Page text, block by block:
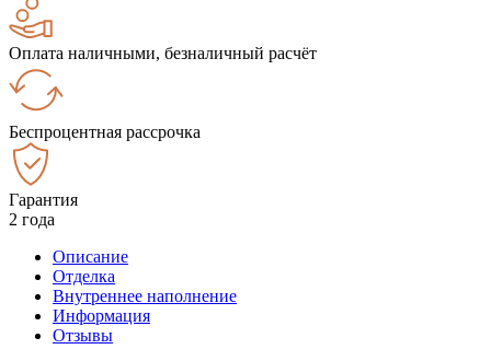
Оплата наличными, безналичный расчёт
Беспроцентная рассрочка
Гарантия
2 года
Описание
Отделка
Внутреннее наполнение
Информация
Отзывы